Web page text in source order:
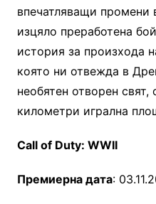
впечатляващи промени
изцяло преработена
история за произхода
която ни отвежда в
необятен отворен
километри игрална
Call of Duty: WWII
Премиерна дата: